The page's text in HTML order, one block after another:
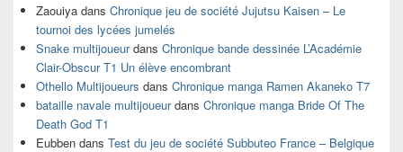
Zaouiya dans Chronique jeu de société Jujutsu Kaisen – Le
tournoi des lycées jumelés
Snake multijoueurdans Chronique bande dessinée L’Académie
Clair-Obscur T1 Un élève encombrant
Othello Multijoueurs dans Chronique manga Ramen Akaneko T7
bataille navale multijoueurdans Chronique manga Bride Of The
Death God T1
Eubben dans Test du jeu de société Subbuteo France – Belgique